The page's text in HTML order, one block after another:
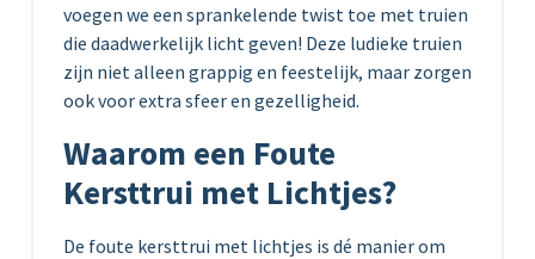
voegen we een sprankelende twist toe met truien
die daadwerkelijk licht geven! Deze ludieke truien
zijn niet alleen grappig en feestelijk, maar zorgen
ook voor extra sfeer en gezelligheid.
Waarom een Foute
Kersttrui met Lichtjes?
De foute kersttrui met lichtjes is dé manier om